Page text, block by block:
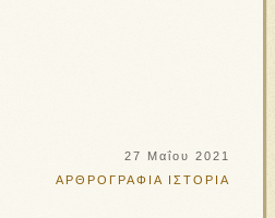
27 Μαΐου 2021
ΑΡΘΡΟΓΡΑΦΙΑ ΙΣΤΟΡΙΑ